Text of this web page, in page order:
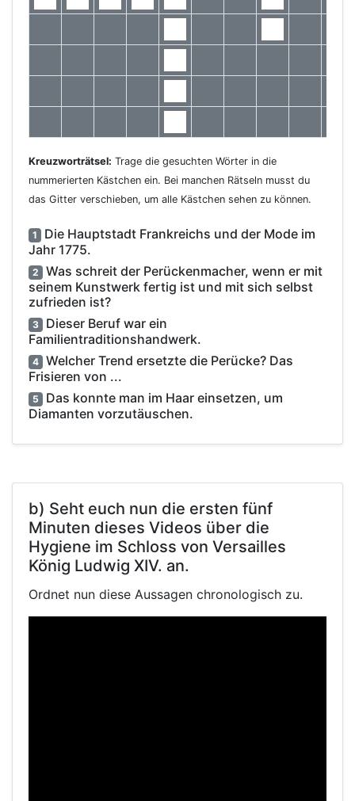
Kreuzworträtsel: Trage die gesuchten Wörter in die
nummerierten Kästchen ein. Bei manchen Rätseln musst du
das Gitter verschieben, um alle Kästchen sehen zu können.
1 Die Hauptstadt Frankreichs und der Mode im
Jahr 1775.
2 Was schreit der Perückenmacher, wenn er mit
seinem Kunstwerk fertig ist und mit sich selbst
zufrieden ist?
3 Dieser Beruf war ein
Familientraditionshandwerk.
4 Welcher Trend ersetzte die Perücke? Das
Frisieren von ...
5 Das konnte man im Haar einsetzen, um
Diamanten vorzutäuschen.
b) Seht euch nun die ersten fünf
Minuten dieses Videos über die
Hygiene im Schloss von Versailles
König Ludwig XIV. an.
Ordnet nun diese Aussagen chronologisch zu.